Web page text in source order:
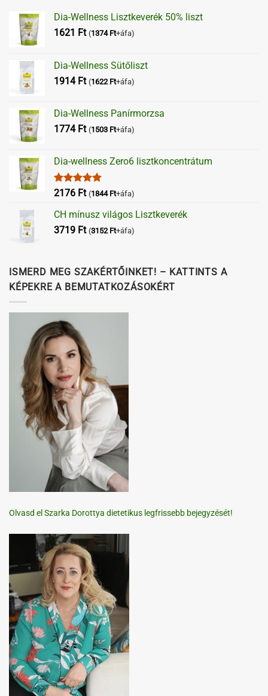
Dia-Wellness Lisztkeverék 50% liszt
1621 Ft (1374 Ft+áfa)
Dia-Wellness Sütőliszt
1914 Ft (1622 Ft+áfa)
Dia-Wellness Panírmorzsa
1774 Ft (1503 Ft+áfa)
Dia-wellness Zero6 lisztkoncentrátum
Értékelés:
2176 Ft (1844 Ft+áfa)
CH mínusz világos Lisztkeverék
3719 Ft (3152 Ft+áfa)
ISMERD MEG SZAKÉRTŐINKET! – KATTINTS A
KÉPEKRE A BEMUTATKOZÁSOKÉRT
Olvasd el Szarka Dorottya dietetikus legfrissebb bejegyzését!